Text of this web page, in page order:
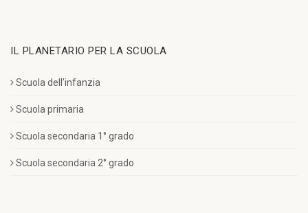
IL PLANETARIO PER LA SCUOLA
Scuola dell’infanzia
Scuola primaria
Scuola secondaria 1° grado
Scuola secondaria 2° grado